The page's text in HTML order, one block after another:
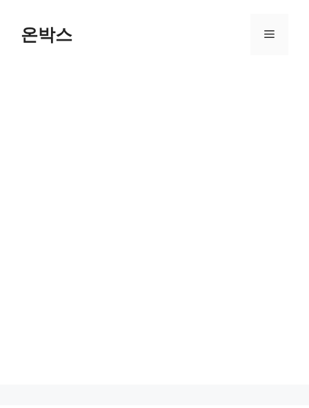
content온박스 Menu